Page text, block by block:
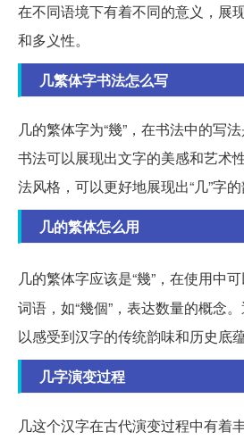
在不同语境下有着不同的意义，展
和多义性。
几繁体字书法怎么写
几的繁体字为“幾”，在书法中的写
书法可以展现出文字的美感和艺术
法风格，可以更好地展现出“几”字的
几的繁体怎么用
几的繁体字应该是“幾”，在使用中
词语，如“幾個”，表达数量的概念
以感受到汉字的传统韵味和历史底蕴
几字演变过程
几这个汉字在古代演变过程中有着